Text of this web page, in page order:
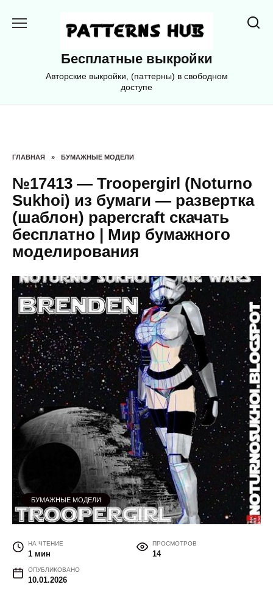
Бесплатные выкройки
Авторские выкройки, (паттерны) в свободном
доступе
ГЛАВНАЯ » БУМАЖНЫЕ МОДЕЛИ
№17413 — Troopergirl (Noturno
Sukhoi) из бумаги — развертка
(шаблон) papercraft скачать
бесплатно | Мир бумажного
моделирования
БУМАЖНЫЕ МОДЕЛИ
НА ЧТЕНИЕ
1 мин
ПРОСМОТРОВ
14
ОПУБЛИКОВАНО
10.01.2026